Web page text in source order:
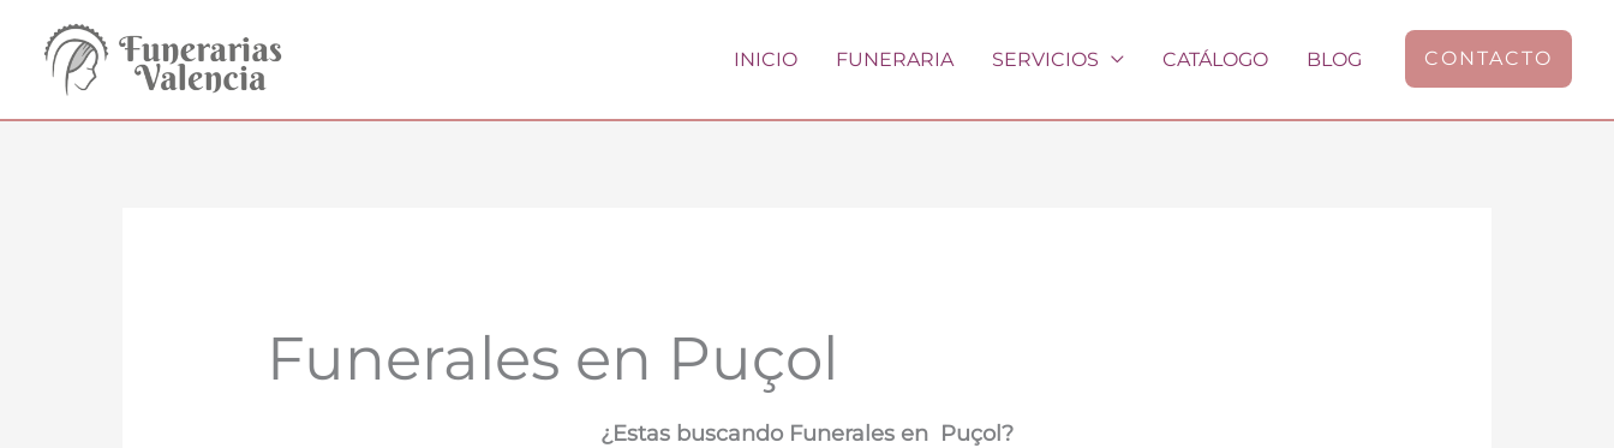
contenido
INICIO FUNERARIA SERVICIOS CATÁLOGO BLOG CONTACTO
Funerales en Puçol
¿Estas buscando Funerales en Puçol?